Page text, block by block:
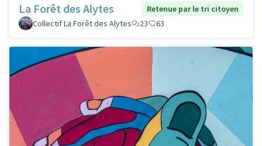
La Forêt des Alytes
Retenue par le tri citoyen
Collectif La Forêt des Alytes
23 63